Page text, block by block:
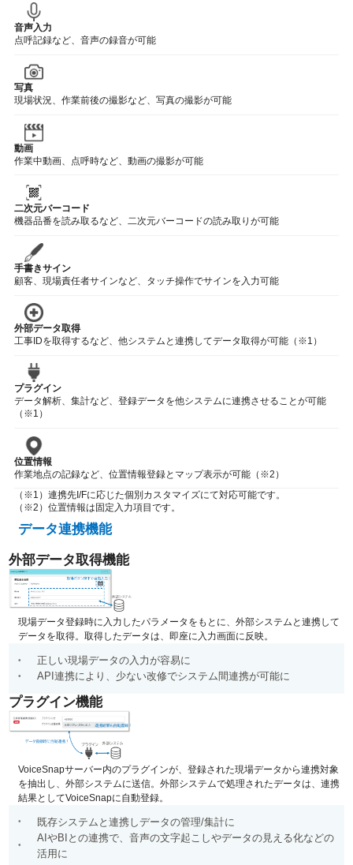
音声入力
点呼記録など、音声の録音が可能
写真
現場状況、作業前後の撮影など、写真の撮影が可能
動画
作業中動画、点呼時など、動画の撮影が可能
二次元バーコード
機器品番を読み取るなど、二次元バーコードの読み取りが可能
手書きサイン
顧客、現場責任者サインなど、タッチ操作でサインを入力可能
外部データ取得
工事IDを取得するなど、他システムと連携してデータ取得が可能（※1）
プラグイン
データ解析、集計など、登録データを他システムに連携させることが可能
（※1）
位置情報
作業地点の記録など、位置情報登録とマップ表示が可能（※2）
（※1）連携先I/Fに応じた個別カスタマイズにて対応可能です。
（※2）位置情報は固定入力項目です。
データ連携機能
外部データ取得機能
現場データ登録時に入力したパラメータをもとに、外部システムと連携して
データを取得。取得したデータは、即座に入力画面に反映。
正しい現場データの入力が容易に
API連携により、少ない改修でシステム間連携が可能に
プラグイン機能
VoiceSnapサーバー内のプラグインが、登録された現場データから連携対象
を抽出し、外部システムに送信。外部システムで処理されたデータは、連携
結果としてVoiceSnapに自動登録。
既存システムと連携しデータの管理/集計に
AIやBIとの連携で、音声の文字起こしやデータの見える化などの
活用に